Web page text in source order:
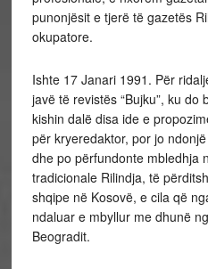
punonjësit e tjerë të gazetës
okupatore.
Ishte 17 Janari 1991. Për
javë të revistës “Bujku”, ku
kishin dalë disa ide e
për kryeredaktor, por jo
dhe po përfundonte mbledhja
tradicionale Rilindja, të
shqipe në Kosovë, e cila që
ndaluar e mbyllur me dhunë
Beogradit.